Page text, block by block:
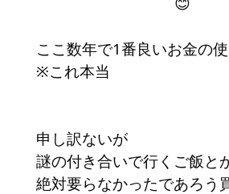
ここ数年で1番良いお金の
※これ本当
申し訳ないが
謎の付き合いで行くご飯と
絶対要らなかったであろう